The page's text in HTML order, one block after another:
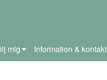
mig Information & kontakt